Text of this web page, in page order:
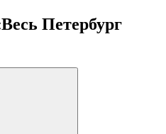
Петербург